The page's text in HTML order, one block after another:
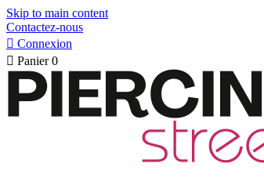
Skip to main content
Contactez-nous
 Connexion
 Panier 0